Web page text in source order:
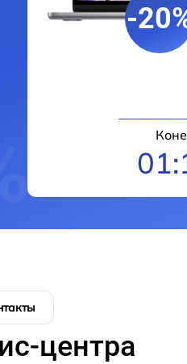
-
центра